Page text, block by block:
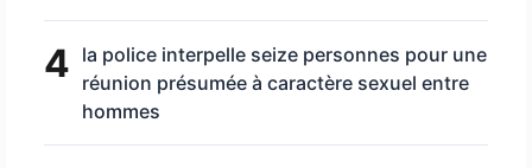
4 la police interpelle seize personnes pour une
réunion présumée à caractère sexuel entre
hommes